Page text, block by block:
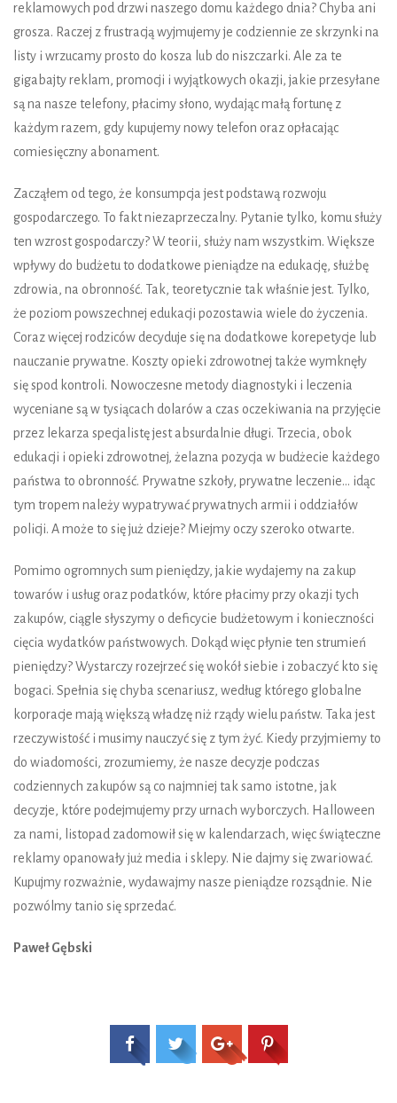
reklamowych pod drzwi naszego domu każdego dnia? Chyba ani
grosza. Raczej z frustracją wyjmujemy je codziennie ze skrzynki na
listy i wrzucamy prosto do kosza lub do niszczarki. Ale za te
gigabajty reklam, promocji i wyjątkowych okazji, jakie przesyłane
są na nasze telefony, płacimy słono, wydając małą fortunę z
każdym razem, gdy kupujemy nowy telefon oraz opłacając
comiesięczny abonament.
Zacząłem od tego, że konsumpcja jest podstawą rozwoju
gospodarczego. To fakt niezaprzeczalny. Pytanie tylko, komu służy
ten wzrost gospodarczy? W teorii, służy nam wszystkim. Większe
wpływy do budżetu to dodatkowe pieniądze na edukację, służ bę
zdrowia, na obronność. Tak, teoretycznie tak właśnie jest. Tylko,
że poziom powszechnej edukacji pozostawia wiele do życzenia.
Coraz więcej rodziców decyduje sięna dodatkowe korepetycje lub
nauczanie prywatne. Koszty opieki zdrowotnej także wymknęły
sięspod kontroli. Nowoczesne metody diagnostyki i leczenia
wyceniane są w tysiącach dolarów a czas oczekiwania na przyjęcie
przez lekarza specjalistęjest absurdalnie długi. Trzecia, obok
edukacji i opieki zdrowotnej, żelazna pozycja w budżecie każdego
państwa to obronność. Prywatne szkoły, prywatne leczenie… idąc
tym tropem należy wypatrywaćprywatnych armii i oddziałów
policji. A może to sięjuż dzieje? Miejmy oczy szeroko otwarte.
Pomimo ogromnych sum pieniędzy, jakie wydajemy na zakup
towarów i usług oraz podatków, które płacimy przy okazji tych
zakupów, ciągle słyszymy o deficycie budżetowym i konieczności
cięcia wydatków państwowych. Dokąd więc płynie ten strumień
pieniędzy? Wystarczy rozejrzećsięwokół siebie i zobaczyć kto się
bogaci. Spełnia się chyba scenariusz, według którego globalne
korporacje mają większą władzęniż rządy wielu państw. Taka jest
rzeczywistość i musimy nauczyćsię z tym żyć. Kiedy przyjmiemy to
do wiadomości, zrozumiemy, że nasze decyzje podczas
codziennych zakupów są co najmniej tak samo istotne, jak
decyzje, które podejmujemy przy urnach wyborczych. Halloween
za nami, listopad zadomowił sięw kalendarzach, więcświąteczne
reklamy opanowały już media i sklepy. Nie dajmy się zwariować.
Kupujmy rozważnie, wydawajmy nasze pieniądze rozsądnie. Nie
pozwólmy tanio sięsprzedać.
Paweł Gębski